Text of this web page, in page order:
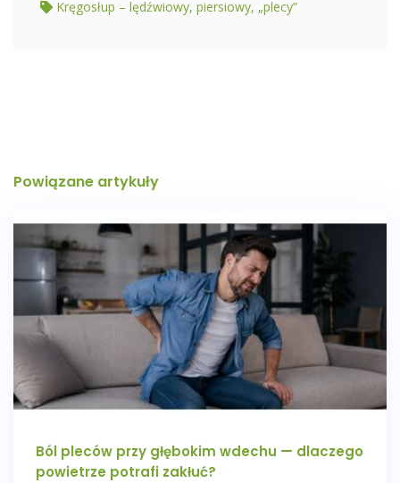
Kręgosłup – lędźwiowy, piersiowy, „plecy”
Powiązane artykuły
Ból pleców przy głębokim wdechu — dlaczego
powietrze potrafi zakłuć?